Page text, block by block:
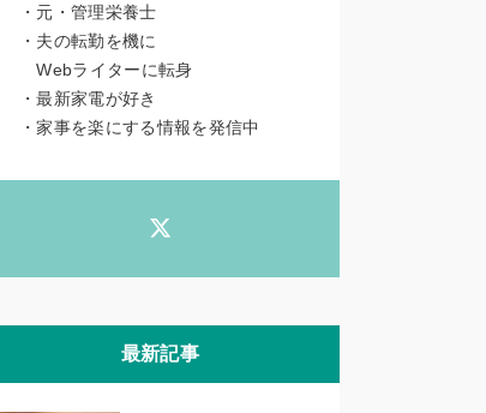
・元・管理栄養士
・夫の転勤を機に
Webライターに転身
・最新家電が好き
・家事を楽にする情報を発信中
最新記事